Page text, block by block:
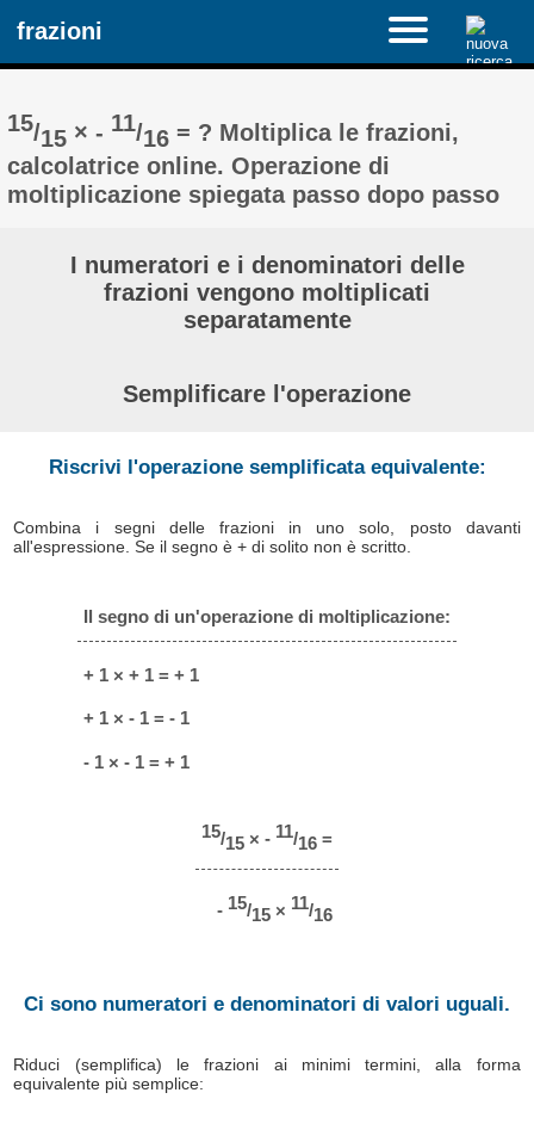
frazioni
15/15 × - 11/16 = ? Moltiplica le frazioni,
calcolatrice online. Operazione di
moltiplicazione spiegata passo dopo passo
I numeratori e i denominatori delle
frazioni vengono moltiplicati
separatamente
Semplificare l'operazione
Riscrivi l'operazione semplificata equivalente:
Combina i segni delle frazioni in uno solo, posto davanti
all'espressione. Se il segno è + di solito non è scritto.
Il segno di un'operazione di moltiplicazione:
+ 1 × + 1 = + 1
+ 1 × - 1 = - 1
- 1 × - 1 = + 1
15/15 × - 11/16 =
- 15/15 × 11/16
Ci sono numeratori e denominatori di valori uguali.
Riduci (semplifica) le frazioni ai minimi termini, alla forma
equivalente più semplice: